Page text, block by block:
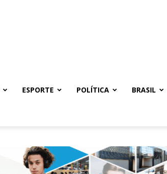
ESPORTE POLÍTICA BRASIL